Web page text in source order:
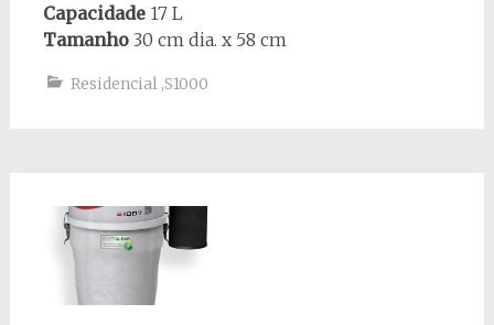
Capacidade17 L
Tamanho30 cm dia. x 58 cm
Residencial ,S1000